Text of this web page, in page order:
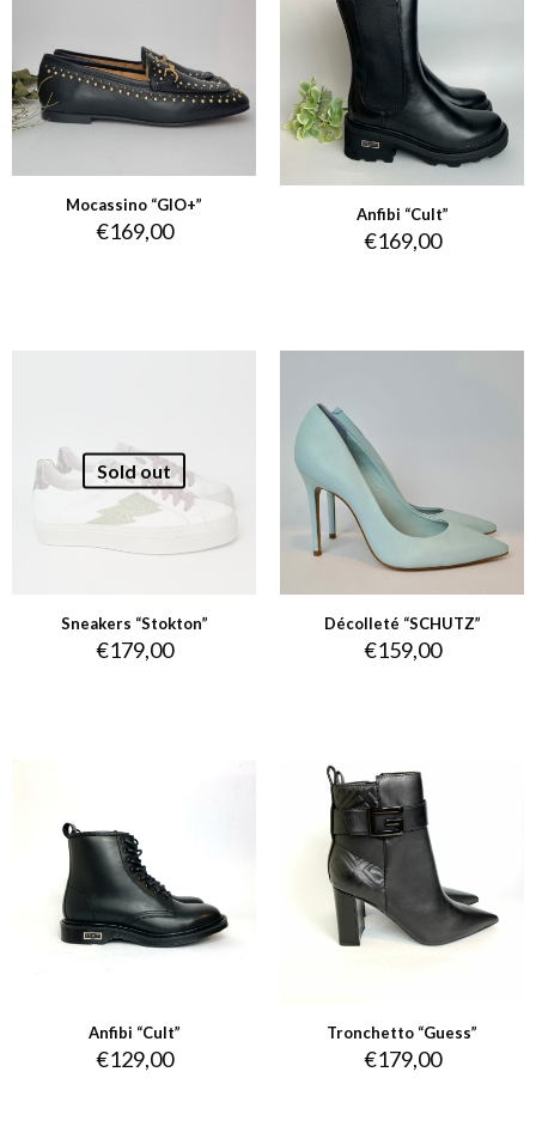
Mocassino “GIO+”
€169,00
Anfibi “Cult”
€169,00
Sold out
Sneakers “Stokton”
€179,00
Décolleté “SCHUTZ”
€159,00
Anfibi “Cult”
€129,00
Tronchetto “Guess”
€179,00